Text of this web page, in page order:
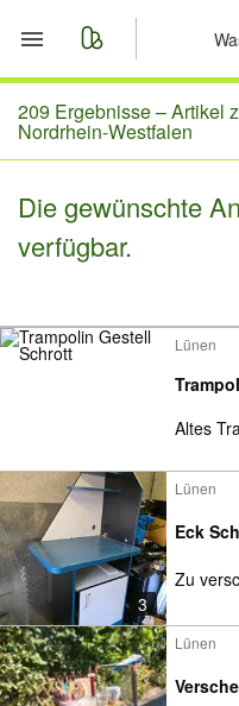
Start
Merkliste
Nachrichten
209 Ergebnisse –Artikel
Nordrhein-Westfalen
Die gewünschte
verfügbar.
Lünen
Altes
3
Lünen
Eck
Zu
Lünen